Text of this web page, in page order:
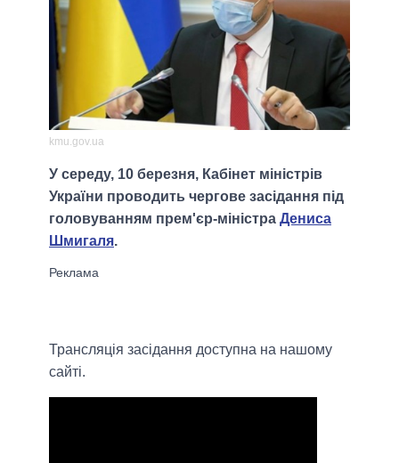
kmu.gov.ua
У середу, 10 березня, Кабінет міністрів
України проводить чергове засідання під
головуванням прем'єр-міністра Дениса
Шмигаля.
Трансляція засідання доступна на нашому
сайті.